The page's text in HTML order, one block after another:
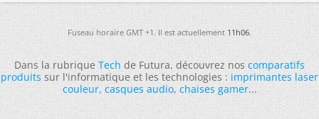
Fuseau horaire GMT +1. Il est actuellement11h06.
Dans la rubriqueTechde Futura, découvrez noscomparatifs
produitssur l'informatique et les technologies :imprimantes laser
couleur,casques audio,chaises gamer...